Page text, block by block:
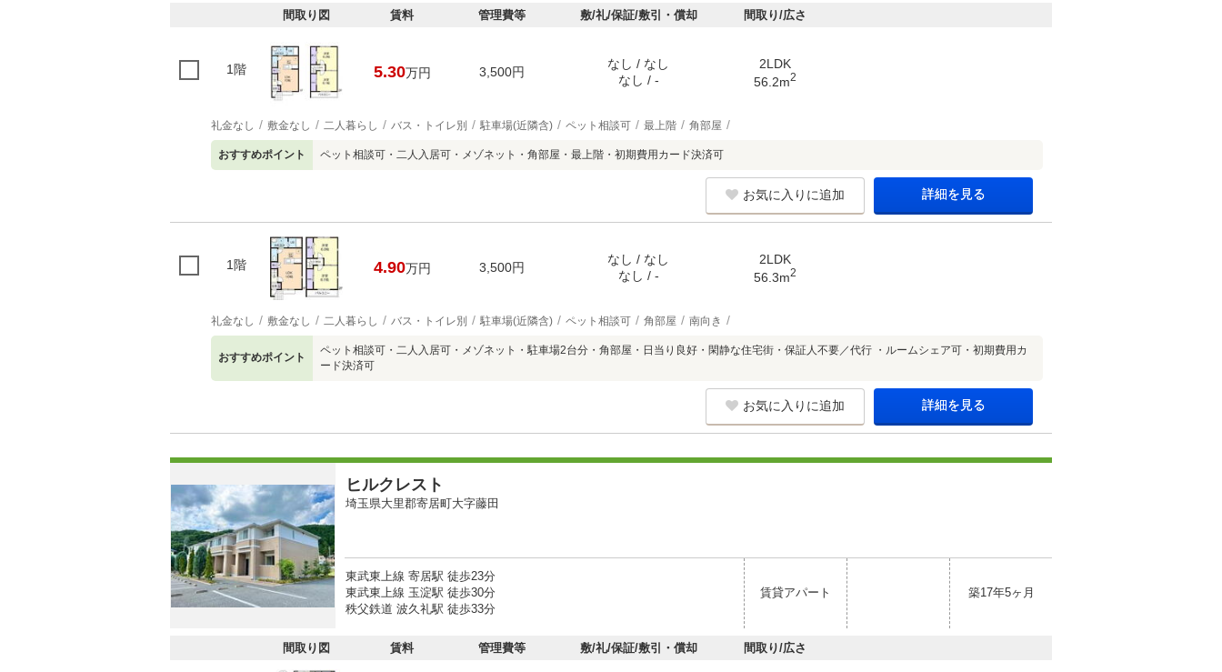
間取り図 賃料 管理費等 敷/礼/保証/敷引・償却 間取り/広さ
1階 5.30万円 3,500円
なし / なし
なし / -
2LDK
56.2m2
礼金なし 敷金なし 二人暮らし バス・トイレ別 駐車場(近隣含) ペット相談可 最上階 角部屋
おすすめポイント ペット相談可・二人入居可・メゾネット・角部屋・最上階・初期費用カード決済可
お気に入りに追加 詳細を見る
1階 4.90万円 3,500円
なし / なし
なし / -
2LDK
56.3m2
礼金なし 敷金なし 二人暮らし バス・トイレ別 駐車場(近隣含) ペット相談可 角部屋 南向き
おすすめポイント
ペット相談可・二人入居可・メゾネット・駐車場2台分・角部屋・日当り良好・閑静な住宅街・保証人不要／代行 ・ルームシェア可・初期費用カ
ード決済可
お気に入りに追加 詳細を見る
ヒルクレスト
埼玉県大里郡寄居町大字藤田
東武東上線 寄居駅 徒歩23分
東武東上線 玉淀駅 徒歩30分
秩父鉄道 波久礼駅 徒歩33分
賃貸アパート 築17年5ヶ月
間取り図 賃料 管理費等 敷/礼/保証/敷引・償却 間取り/広さ